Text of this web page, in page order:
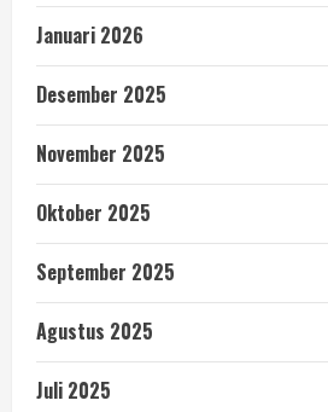
Januari 2026
Desember 2025
November 2025
Oktober 2025
September 2025
Agustus 2025
Juli 2025